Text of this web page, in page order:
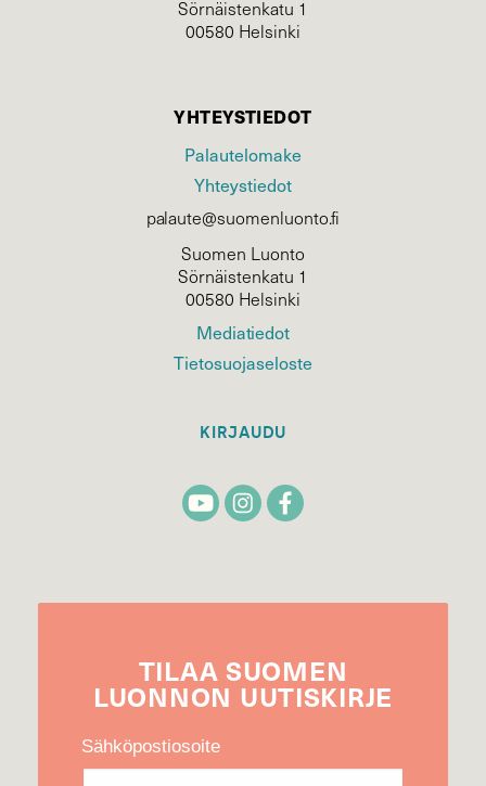
Sörnäistenkatu 1
00580 Helsinki
YHTEYSTIEDOT
Palautelomake
Yhteystiedot
palaute@suomenluonto.fi
Suomen Luonto
Sörnäistenkatu 1
00580 Helsinki
Mediatiedot
Tietosuojaseloste
KIRJAUDU
TILAA SUOMEN
LUONNON UUTIS­KIRJE
Sähköpostiosoite